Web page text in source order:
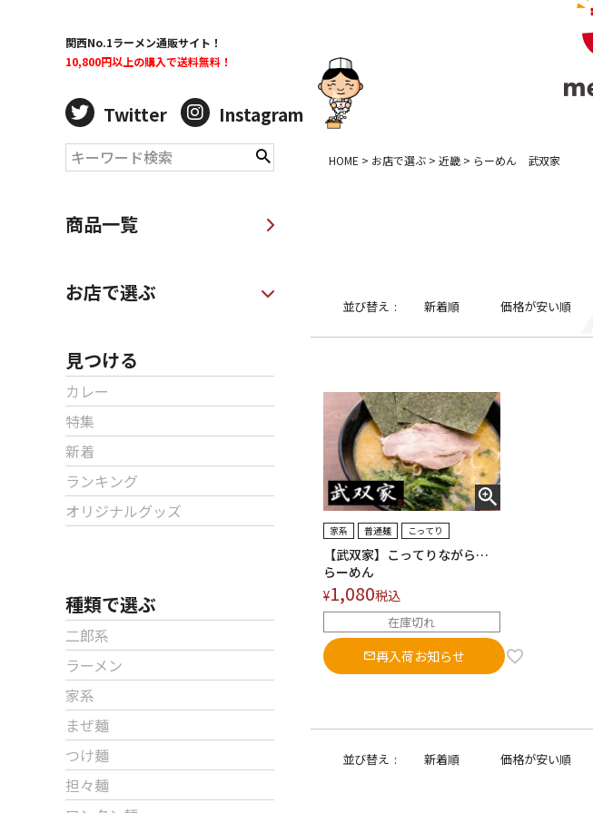
関西No.1ラーメン通販サイト！
10,800円以上の購入で送料無料！
Twitter Instagram
商品一覧
お店で選ぶ
見つける
カレー
特集
新着
ランキング
オリジナルグッズ
種類で選ぶ
二郎系
ラーメン
家系
まぜ麺
つけ麺
担々麺
HOME お店で選ぶ 近畿 らーめん 武双家
並び替え 新着順 価格が安い順
家系 普通麺 こってり
【武双家】こってりながら後
味すっきり！王道家系ラーメ
ン！
らーめん
¥1,080税込
在庫切れ
再入荷お知らせ
並び替え 新着順 価格が安い順